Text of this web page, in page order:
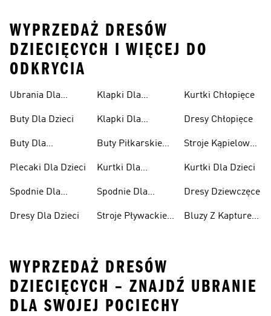
WYPRZEDAŻ DRESÓW
DZIECIĘCYCH I WIĘCEJ DO
ODKRYCIA
Ubrania Dla
Buty Dla Dzieci
Buty Dla
Plecaki Dla Dzieci
Spodnie Dla
Dresy Dla Dzieci
Klapki Dla
Klapki Dla
Buty Piłkarskie
Kurtki Dla
Spodnie Dla
Stroje Pływackie
Kurtki Chłopięce
Dresy Chłopięce
Stroje Kąpielowe
Kurtki Dla Dzieci
Dresy Dziewczęce
Bluzy Z Kapturem
WYPRZEDAŻ DRESÓW
DZIECIĘCYCH – ZNAJDŹ UBRANIE
DLA SWOJEJ POCIECHY